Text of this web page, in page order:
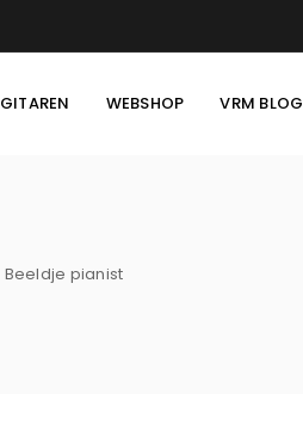
GITAREN WEBSHOP VRM BLOG
Beeldje pianist